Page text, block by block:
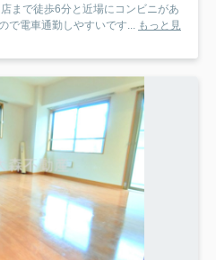
まで徒歩6分と近場にコンビニがあ
で電車通勤しやすいです... もっと見